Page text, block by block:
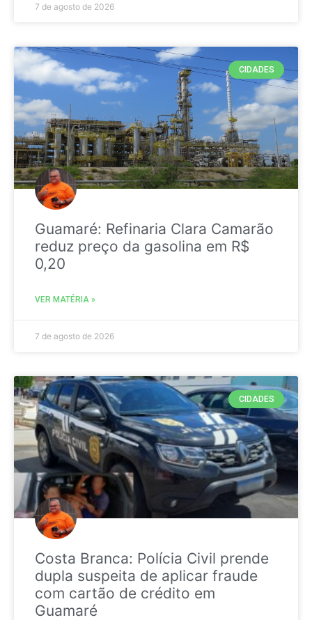
7 de agosto de 2026
CIDADES
Guamaré: Refinaria Clara Camarão
reduz preço da gasolina em R$
0,20
VER MATÉRIA »
7 de agosto de 2026
CIDADES
Costa Branca: Polícia Civil prende
dupla suspeita de aplicar fraude
com cartão de crédito em
Guamaré